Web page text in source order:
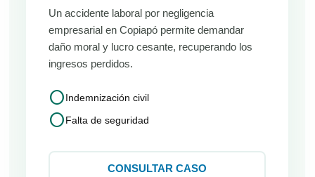
Un accidente laboral por negligencia
empresarial en Copiapó permite demandar
daño moral y lucro cesante, recuperando los
ingresos perdidos.
circleIndemnización civil
circleFalta de seguridad
CONSULTAR CASO